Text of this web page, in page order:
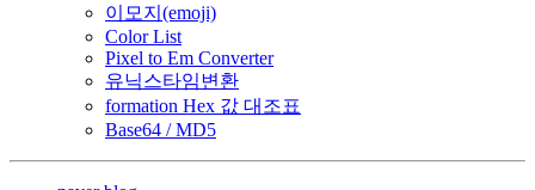
이모지(emoji)
Color List
Pixel to Em Converter
유닉스타임변환
formation Hex 값 대조표
Base64 / MD5